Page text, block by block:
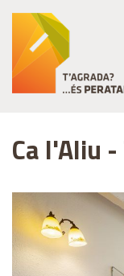
Ca l'Aliu